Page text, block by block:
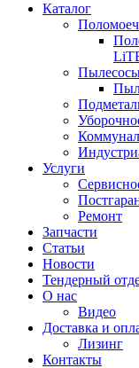
Каталог
Услуги
Ремонт
Запчасти
Статьи
Новости
Тендерный
О нас
Видео
Доставка и
Лизинг
Контакты